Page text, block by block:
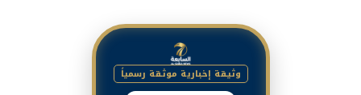
وثيقة إخبارية موثقة رسمياً